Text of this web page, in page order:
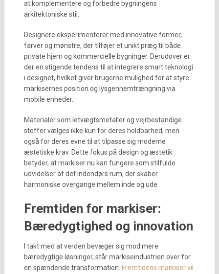
at komplementere og forbedre bygningens
arkitektoniske stil.
Designere eksperimenterer med innovative former,
farver og mønstre, der tilføjer et unikt præg til både
private hjem og kommercielle bygninger. Derudover er
der en stigende tendens til at integrere smart teknologi
i designet, hvilket giver brugerne mulighed for at styre
markisernes position og lysgennemtrængning via
mobile enheder.
Materialer som letvægtsmetaller og vejrbestandige
stoffer vælges ikke kun for deres holdbarhed, men
også for deres evne til at tilpasse sig moderne
æstetiske krav. Dette fokus på design og æstetik
betyder, at markiser nu kan fungere som stilfulde
udvidelser af det indendørs rum, der skaber
harmoniske overgange mellem inde og ude.
Fremtiden for markiser:
Bæredygtighed og innovation
I takt med at verden bevæger sig mod mere
bæredygtige løsninger, står markiseindustrien over for
en spændende transformation. Fremtidens markiser vil